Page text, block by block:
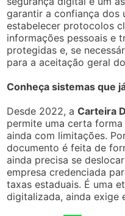
garantir a confiança dos
estabelecer protocolos
informações pessoais e
protegidas e, se
para a aceitação geral
Conheça sistemas que
Desde 2022, aCarteira
permite uma certa
ainda com limitações.
documento é feita de
ainda precisa se
empresa credenciada
taxas estaduais. É uma
digitalizada, ainda exige